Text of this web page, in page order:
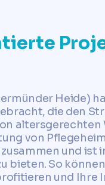
Heide)
die den
von
und ist
bieten. So
und Ihre